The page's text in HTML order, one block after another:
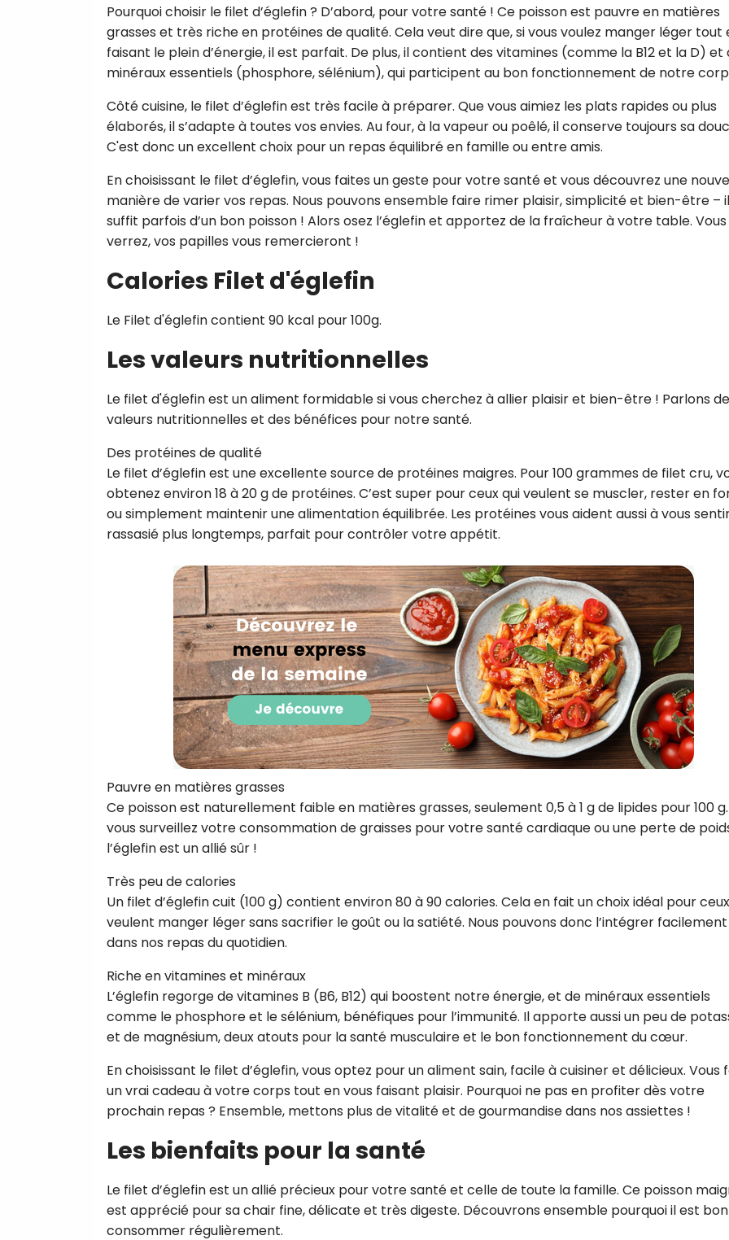
Pourquoi choisir le filet d’églefin ? D’abord, pour votre santé ! Ce poisson est pauvre en matières
grasses et très riche en protéines de qualité. Cela veut dire que, si vous voulez manger léger tout
faisant le plein d’énergie, il est parfait. De plus, il contient des vitamines (comme la B12 et la D) et
minéraux essentiels (phosphore, sélénium), qui participent au bon fonctionnement de notre
Côté cuisine, le filet d’églefin est très facile à préparer. Que vous aimiez les plats rapides ou plus
élaborés, il s’adapte à toutes vos envies. Au four, à la vapeur ou poêlé, il conserve toujours sa
C'est donc un excellent choix pour un repas équilibré en famille ou entre amis.
En choisissant le filet d’églefin, vous faites un geste pour votre santé et vous découvrez une
manière de varier vos repas. Nous pouvons ensemble faire rimer plaisir, simplicité et bien-être – il
suffit parfois d’un bon poisson ! Alors osez l’églefin et apportez de la fraîcheur à votre table. Vous
verrez, vos papilles vous remercieront !
Calories Filet d'églefin
Le Filet d'églefin contient 90 kcal pour 100g.
Les valeurs nutritionnelles
Le filet d'églefin est un aliment formidable si vous cherchez à allier plaisir et bien-être ! Parlons
valeurs nutritionnelles et des bénéfices pour notre santé.
Des protéines de qualité
Le filet d’églefin est une excellente source de protéines maigres. Pour 100 grammes de filet cru,
obtenez environ 18 à 20 g de protéines. C’est super pour ceux qui veulent se muscler, rester en
ou simplement maintenir une alimentation équilibrée. Les protéines vous aident aussi à vous
rassasié plus longtemps, parfait pour contrôler votre appétit.
Pauvre en matières grasses
Ce poisson est naturellement faible en matières grasses, seulement 0,5 à 1 g de lipides pour 100 g.
vous surveillez votre consommation de graisses pour votre santé cardiaque ou une perte de
l’églefin est un allié sûr !
Très peu de calories
Un filet d’églefin cuit (100 g) contient environ 80 à 90 calories. Cela en fait un choix idéal pour
veulent manger léger sans sacrifier le goût ou la satiété. Nous pouvons donc l’intégrer facilement
dans nos repas du quotidien.
Riche en vitamines et minéraux
L’églefin regorge de vitamines B (B6, B12) qui boostent notre énergie, et de minéraux essentiels
comme le phosphore et le sélénium, bénéfiques pour l’immunité. Il apporte aussi un peu de
et de magnésium, deux atouts pour la santé musculaire et le bon fonctionnement du cœur.
En choisissant le filet d’églefin, vous optez pour un aliment sain, facile à cuisiner et délicieux. Vous
un vrai cadeau à votre corps tout en vous faisant plaisir. Pourquoi ne pas en profiter dès votre
prochain repas ? Ensemble, mettons plus de vitalité et de gourmandise dans nos assiettes !
Les bienfaits pour la santé
Le filet d’églefin est un allié précieux pour votre santé et celle de toute la famille. Ce poisson
est apprécié pour sa chair fine, délicate et très digeste. Découvrons ensemble pourquoi il est bon
consommer régulièrement.
Je reçois mon cadeau !
Votre adresse email sera utilisée par Digital Prisma
envoyer votre newsletter contenant des offres
exercer vos droits, prenez connaissance de notreCharte
Confidentialité.